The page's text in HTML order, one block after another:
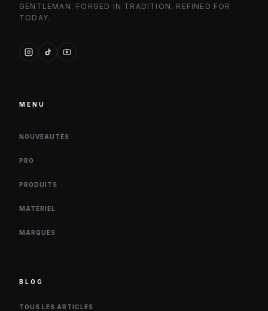
GENTLEMAN. FORGED IN TRADITION, REFINED FOR
TODAY.
MENU
NOUVEAUTÉS
PRO
PRODUITS
MATÉRIEL
MARQUES
BLOG
TOUS LES ARTICLES